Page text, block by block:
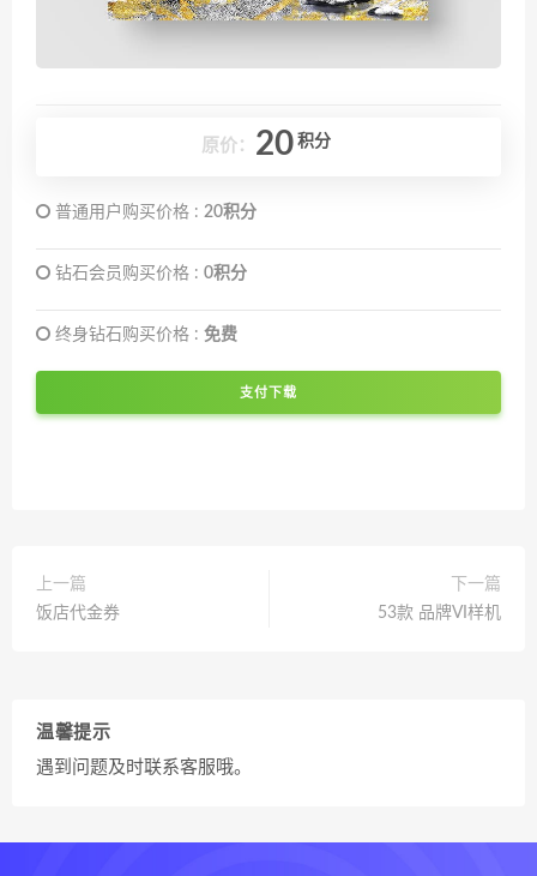
原价： 20 积分
普通用户购买价格 : 20积分
钻石会员购买价格 : 0积分
终身钻石购买价格 : 免费
支付下载
上一篇
饭店代金券
下一篇
53款 品牌VI样机
温馨提示
遇到问题及时联系客服哦。